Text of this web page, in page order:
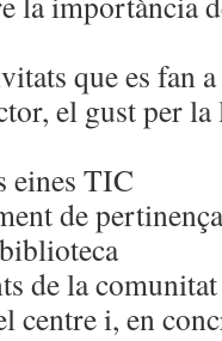
que es fan
el gust per
eines TIC
de
de la
centre i, en